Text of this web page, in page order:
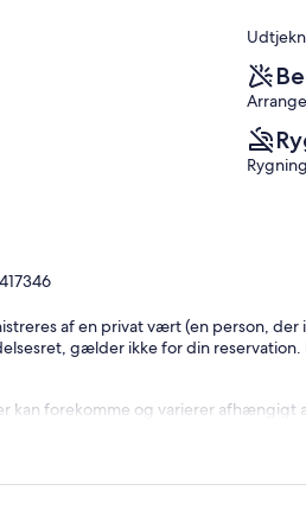
af en privat vært (en person, der
gælder ikke for din
kan forekomme og varierer afhængigt